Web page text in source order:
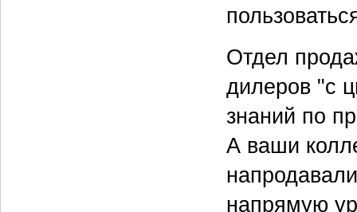
Отдел
дилеров "с
знаний по
А ваши
напрямую